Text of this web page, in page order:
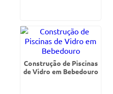
Construção de Piscinas
de Vidro em Bebedouro